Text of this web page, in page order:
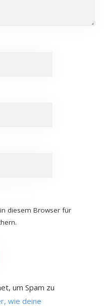
diesem Browser für
um Spam zu
wie deine